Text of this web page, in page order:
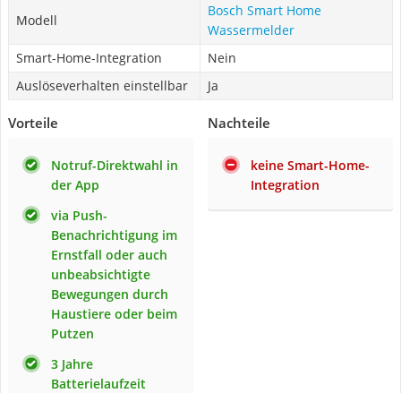
Modell
Bosch Smart Home
Wassermelder
Smart-Home-Integration
Nein
Auslöseverhalten einstellbar
Ja
Vorteile
Notruf-Direktwahl in
der App
via Push-
Benachrichtigung im
Ernstfall oder auch
unbeabsichtigte
Bewegungen durch
Haustiere oder beim
Putzen
3 Jahre
Batterielaufzeit
Nachteile
keine Smart-Home-
Integration